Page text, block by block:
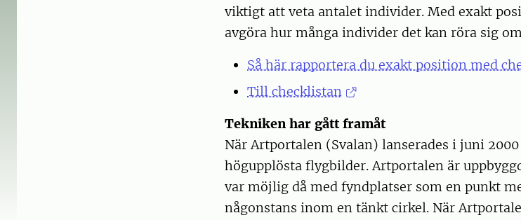
viktigt att veta antalet individer. Med exakt
avgöra hur många individer det kan röra sig
Så här rapportera du exakt position med
Till checklistan
Tekniken har gått framåt
När Artportalen (Svalan) lanserades i juni
högupplösta flygbilder. Artportalen är
var möjlig då med fyndplatser som en punkt
någonstans inom en tänkt cirkel. När